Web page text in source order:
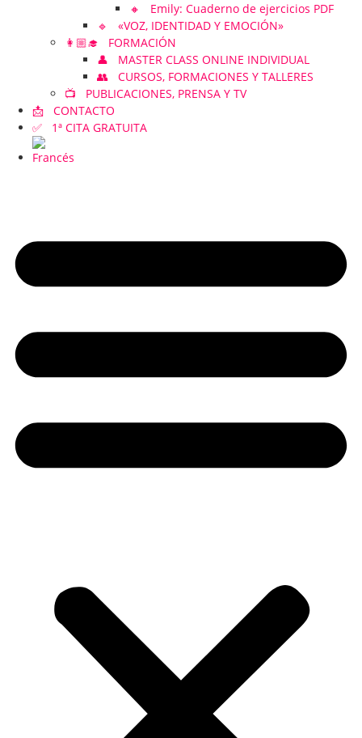
🔸 Emily: Cuaderno de ejercicios PDF
🔹 «VOZ, IDENTIDAD Y EMOCIÓN»
👩🏼‍🎓 FORMACIÓN
👤 MASTER CLASS ONLINE INDIVIDUAL
👥 CURSOS, FORMACIONES Y TALLERES
📺 PUBLICACIONES, PRENSA Y TV
📩 CONTACTO
✅ 1ª CITA GRATUITA